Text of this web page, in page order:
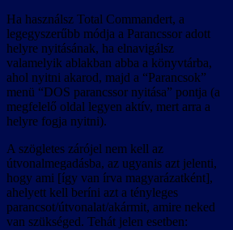
Ha használsz Total Commandert, a
legegyszerűbb módja a Parancssor adott
helyre nyitásának, ha elnavigálsz
valamelyik ablakban abba a könyvtárba,
ahol nyitni akarod, majd a “Parancsok”
menü “DOS parancssor nyitása” pontja (a
megfelelő oldal legyen aktív, mert arra a
helyre fogja nyitni).
A szögletes zárójel nem kell az
útvonalmegadásba, az ugyanis azt jelenti,
hogy ami [így van írva magyarázatként],
ahelyett kell beríni azt a tényleges
parancsot/útvonalat/akármit, amire neked
van szükséged. Tehát jelen esetben: